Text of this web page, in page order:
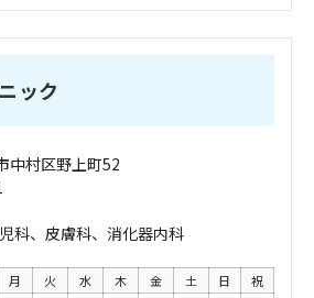
ック
中村区野上町52
科、皮膚科、消化器内科
月 火 水 木 金 土 日 祝